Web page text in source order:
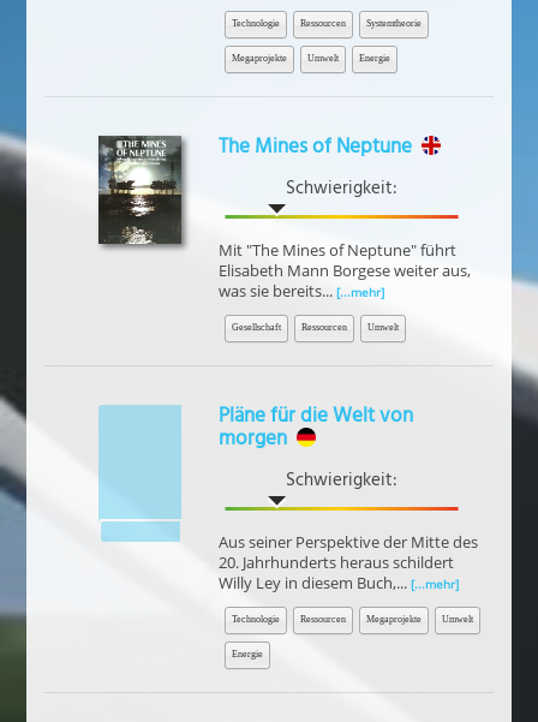
Technologie Ressourcen Systemtheorie
Megaprojekte Umwelt Energie
The Mines of Neptune
Schwierigkeit:
Mit "The Mines of Neptune" führt
Elisabeth Mann Borgese weiter aus,
was sie bereits... [...mehr]
Gesellschaft Ressourcen Umwelt
Pläne für die Welt von
morgen
Schwierigkeit:
Aus seiner Perspektive der Mitte des
20. Jahrhunderts heraus schildert
Willy Ley in diesem Buch,... [...mehr]
Technologie Ressourcen Megaprojekte Umwelt
Energie